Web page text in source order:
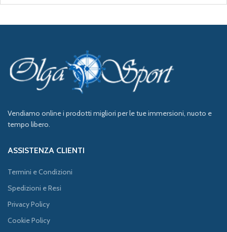
Vendiamo online i prodotti migliori per le tue immersioni, nuoto e
tempo libero.
ASSISTENZA CLIENTI
Termini e Condizioni
Spedizioni e Resi
Privacy Policy
Cookie Policy